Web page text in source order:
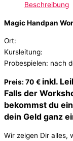
Beschreibung
Magic Handpan
Ort:
Kursleitung:
Probespielen: nach
Preis: 70 € inkl.
Falls der
bekommst du
dein Geld ganz
Wir zeigen Dir alles,